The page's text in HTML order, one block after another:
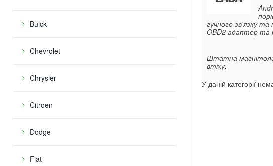
Buick
Chevrolet
Chrysler
Citroen
Dodge
Fiat
гучного зв'язку
OBD2 адаптер та
Штатна магнітола
втіху.
У даній категорії